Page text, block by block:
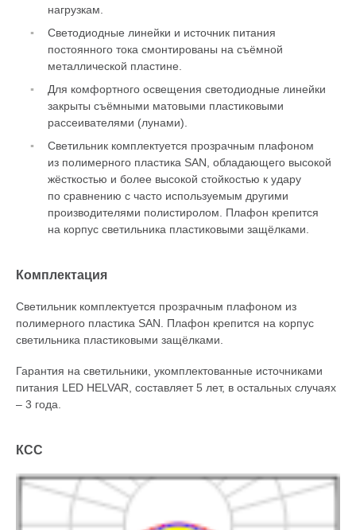
нагрузкам.
Светодиодные линейки и источник питания
постоянного тока смонтированы на съёмной
металлической пластине.
Для комфортного освещения светодиодные линейки
закрыты съёмными матовыми пластиковыми
рассеивателями (лунами).
Светильник комплектуется прозрачным плафоном
из полимерного пластика SAN, обладающего высокой
жёсткостью и более высокой стойкостью к удару
по сравнению с часто используемым другими
производителями полистиролом. Плафон крепится
на корпус светильника пластиковыми защёлками.
Комплектация
Светильник комплектуется прозрачным плафоном из
полимерного пластика SAN. Плафон крепится на корпус
светильника пластиковыми защёлками.
Гарантия на светильники, укомплектованные источниками
питания LED HELVAR, составляет 5 лет, в остальных случаях
– 3 года.
КСС